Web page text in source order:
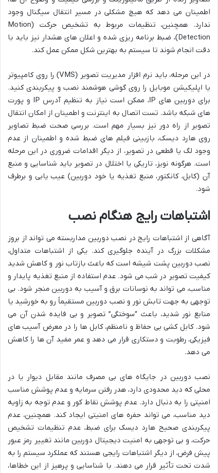
اطمینان می دهد که هیچ مشکلی در مسیر انتقال سیگنال وجود
ندارد. همچنین، تنظیمات مربوط به تشخیص حرکت (Motion
Detection)، ضبط برنامه ریزی شده و اعلان های هشدار نیز باید با
دقت انجام شوند تا سیستم به بهترین شکل ممکن عمل کند.
در این مرحله، باید نرم افزار مدیریت تصویر (VMS) را روی کامپیوتر
یا اپلیکیشن موبایل را روی گوشی هوشمند نصب و پیکربندی کنید.
برای دوربین های IP، ممکن است نیاز به تنظیم آدرس IP و پورت
های شبکه باشد. تست اتصال به اینترنت و اطمینان از امکان انتقال
تصویر از راه دور نیز بسیار مهم است. بررسی صحت ضبط تصاویر
روی هارد دیسک، بازبینی فیلم های ضبط شده و اطمینان از عدم
وجود لگ یا قطعی در تصویر، از دیگر اقدامات ضروری در این مرحله
است. هرگونه نویز، تاریکی یا اختلال در تصویر باید شناسایی و منبع
آن (کابل، کانکتور، منبع تغذیه یا خود دوربین) عیب یابی و برطرف
شود.
اشتباهات رایج هنگام نصب
آگاهی از اشتباهات رایج در نصب دوربین مداربسته می تواند از بروز
مشکلات بزرگ در آینده جلوگیری کند. یکی از اشتباهات متداول،
نصب دوربین پشت شیشه است که باعث بازتاب نور و کاهش شدید
کیفیت تصویر در شب می شود. عدم استفاده از منبع تغذیه پایدار و
مناسب، می تواند به نوسانات برق و آسیب به دوربین منجر شود. بی
توجهی به جهت تابش نور و نصب دوربین مستقیماً رو به خورشید یا
منابع نور شدید، باعث “سوختگی” تصویر و بی فایده شدن آن می
شود. کابل کشی بی حفاظ و نامنظم، کابل ها را در معرض آسیب های
فیزیکی، رطوبت و دستکاری قرار می دهد و عمر مفید آن ها را کاهش
می دهد.
نصب دوربین در جایگاه های بی مصرف مانند مقابل دیوار یا در
محلی که دید محدودی دارد، هدر رفتن سرمایه و عدم پوشش مناسب
امنیتی را به دنبال دارد. عدم پوشش نقاط کور و عدم توجه به زاویه
دید مناسب، می تواند حفره های امنیتی ایجاد کند. همچنین، عدم
پیکربندی صحیح هارد دیسک برای ضبط، عدم تنظیمات تشخیص
حرکت، و بی توجهی به امنیت دیجیتال دوربین مانند تغییر رمز عبور
پیش فرض، از دیگر اشتباهات رایجی هستند که عملکرد سیستم را به
شدت تحت تأثیر قرار می دهند. با شناسایی و پرهیز از این خطاها،